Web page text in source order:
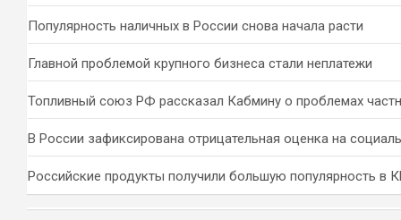
Популярность наличных в России снова начала расти
Главной проблемой крупного бизнеса стали неплатежи
Топливный союз РФ рассказал Кабмину о проблемах
В России зафиксирована отрицательная оценка на
Российские продукты получили большую популярность в